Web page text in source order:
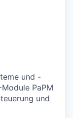
und -
PaPM
und